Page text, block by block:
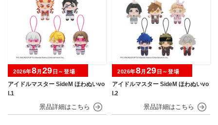
アイドルマスター SideM ほわぬいvo
l.1
2026年8月 29 日～登場
アイドルマスター SideM ほわぬいvo
l.2
2026年8月 29 日～登場